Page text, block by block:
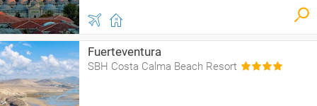
Fuerteventura
SBH Costa Calma Beach Resort